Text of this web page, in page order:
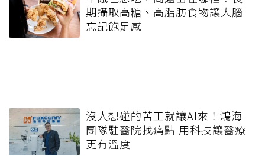
期攝取高糖、高脂肪食物讓大腦
忘記飽足感
沒人想碰的苦工就讓AI來！鴻海
團隊駐醫院找痛點 用科技讓醫療
更有溫度